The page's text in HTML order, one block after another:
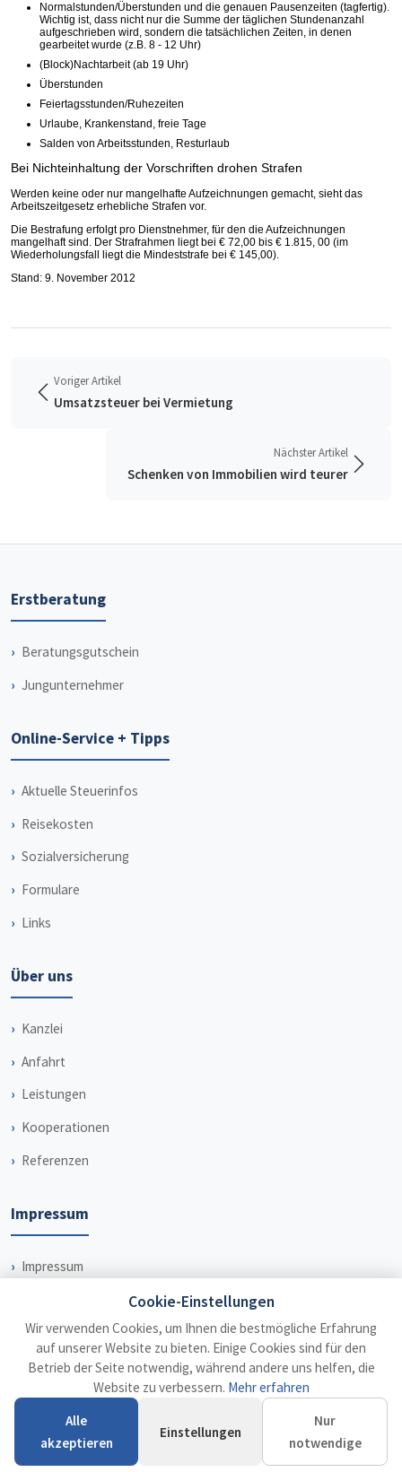
Normalstunden/Überstunden und die genauen Pausenzeiten (tagfertig).
Wichtig ist, dass nicht nur die Summe der täglichen Stundenanzahl
aufgeschrieben wird, sondern die tatsächlichen Zeiten, in denen
gearbeitet wurde (z.B. 8 - 12 Uhr)
(Block)Nachtarbeit (ab 19 Uhr)
Überstunden
Feiertagsstunden/Ruhezeiten
Urlaube, Krankenstand, freie Tage
Salden von Arbeitsstunden, Resturlaub
Bei Nichteinhaltung der Vorschriften drohen Strafen
Werden keine oder nur mangelhafte Aufzeichnungen gemacht, sieht das
Arbeitszeitgesetz erhebliche Strafen vor.
Die Bestrafung erfolgt pro Dienstnehmer, für den die Aufzeichnungen
mangelhaft sind. Der Strafrahmen liegt bei € 72,00 bis € 1.815, 00 (im
Wiederholungsfall liegt die Mindeststrafe bei € 145,00).
Stand: 9. November 2012
Voriger Artikel
Umsatzsteuer bei Vermietung
Nächster Artikel
Schenken von Immobilien wird teurer
Erstberatung
Beratungsgutschein
Jungunternehmer
Online-Service + Tipps
Aktuelle Steuerinfos
Reisekosten
Sozialversicherung
Formulare
Links
Über uns
Kanzlei
Anfahrt
Leistungen
Kooperationen
Referenzen
Impressum
Impressum
Haftungsausschluss
© 2026 Steuerberater Dr. Weiß
Impressum
Haftungsausschluss
Cookie-Einstellungen
Wir verwenden Cookies, um Ihnen die bestmögliche Erfahrung
auf unserer Website zu bieten. Einige Cookies sind für den
Betrieb der Seite notwendig, während andere uns helfen, die
Website zu verbessern. Mehr erfahren
Alle
akzeptieren
Einstellungen
Nur
notwendige